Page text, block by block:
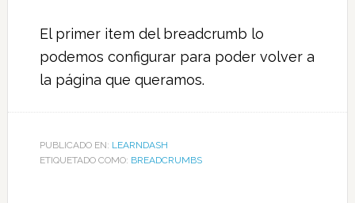
El primer item del breadcrumb lo
podemos configurar para poder volver a
la página que queramos.
PUBLICADO EN: LEARNDASH
ETIQUETADO COMO: BREADCRUMBS